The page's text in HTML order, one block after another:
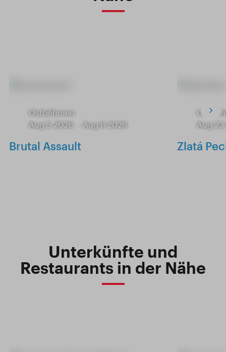
Ostböhmen
Aug 5 2026
Aug 8 2026
Brutal Assault
Aug
Zlatá
Unterkünfte und
Restaurants in der Nähe